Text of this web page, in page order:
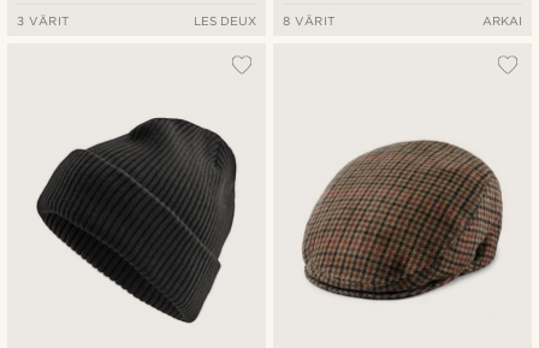
3 VÄRIT LES DEUX 8 VÄRIT ARKAI